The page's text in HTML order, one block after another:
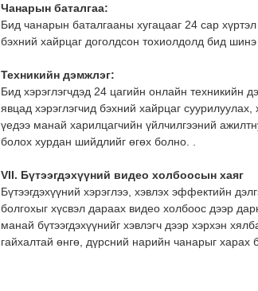
Чанарын баталгаа:
Бид чанарын баталгааны хугацааг 24 сар
бэхний хайрцаг доголдсон тохиолдолд бид
Техникийн дэмжлэг:
Бид хэрэглэгчдэд 24 цагийн онлайн техникийн
явцад хэрэглэгчид бэхний хайрцаг
үедээ манай харилцагчийн үйлчилгээний
болох хурдан шийдлийг өгөх болно. .
VII. Бүтээгдэхүүний видео холбоосын хаяг
Бүтээгдэхүүний хэрэглээ, хэвлэх эффектийн
болгохыг хүсвэл дараах видео холбоос дээр
манай бүтээгдэхүүнийг хэвлэгч дээр хэрхэн
гайхалтай өнгө, дүрсний нарийн чанарыг харах